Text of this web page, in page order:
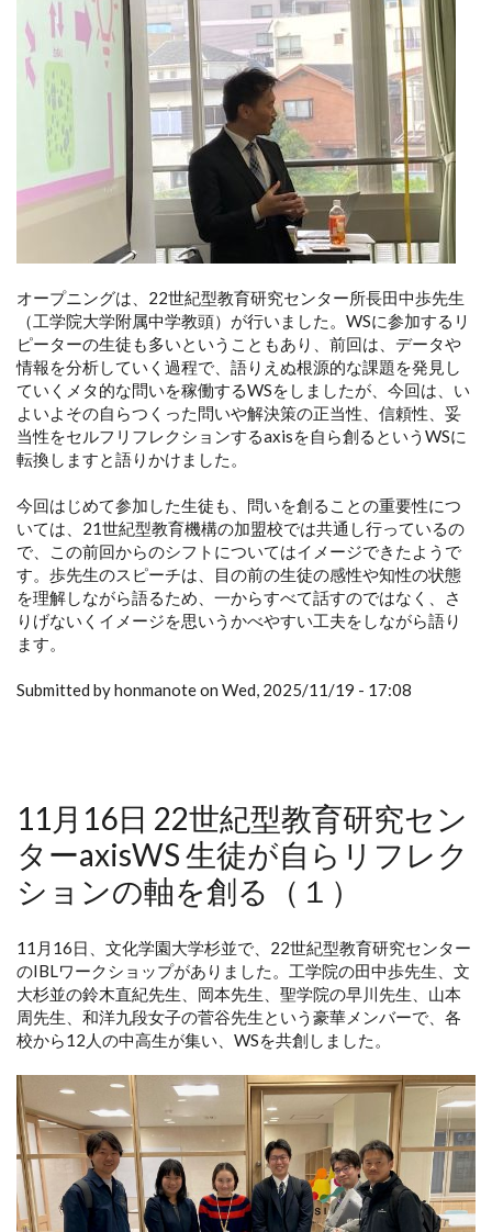
オープニングは、22世紀型教育研究センター所長田中歩先生
（工学院大学附属中学教頭）が行いました。WSに参加するリ
ピーターの生徒も多いということもあり、前回は、データや
情報を分析していく過程で、語りえぬ根源的な課題を発見し
ていくメタ的な問いを稼働するWSをしましたが、今回は、い
よいよその自らつくった問いや解決策の正当性、信頼性、妥
当性をセルフリフレクションするaxisを自ら創るというWSに
転換しますと語りかけました。
今回はじめて参加した生徒も、問いを創ることの重要性につ
いては、21世紀型教育機構の加盟校では共通し行っているの
で、この前回からのシフトについてはイメージできたようで
す。歩先生のスピーチは、目の前の生徒の感性や知性の状態
を理解しながら語るため、一からすべて話すのではなく、さ
りげないくイメージを思いうかべやすい工夫をしながら語り
ます。
Submitted by honmanote on Wed, 2025/11/19 - 17:08
11月16日 22世紀型教育研究セン
ターaxisWS 生徒が自らリフレク
ションの軸を創る（１）
11月16日、文化学園大学杉並で、22世紀型教育研究センター
のIBLワークショップがありました。工学院の田中歩先生、文
大杉並の鈴木直紀先生、岡本先生、聖学院の早川先生、山本
周先生、和洋九段女子の菅谷先生という豪華メンバーで、各
校から12人の中高生が集い、WSを共創しました。